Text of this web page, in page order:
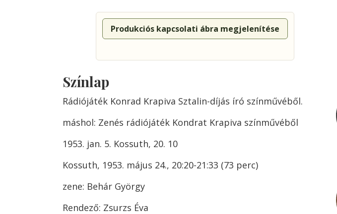
Produkciós kapcsolati ábra megjelenítése
Színlap
Rádiójáték Konrad Krapiva Sztalin-díjás író színművéből.
máshol: Zenés rádiójáték Kondrat Krapiva színművéből
1953. jan. 5. Kossuth, 20. 10
Kossuth, 1953. május 24., 20:20-21:33 (73 perc)
zene: Behár György
Rendező: Zsurzs Éva